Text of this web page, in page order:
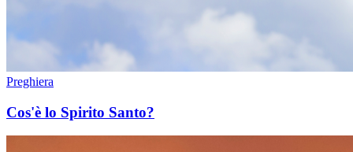
Preghiera
Cos'è lo Spirito Santo?